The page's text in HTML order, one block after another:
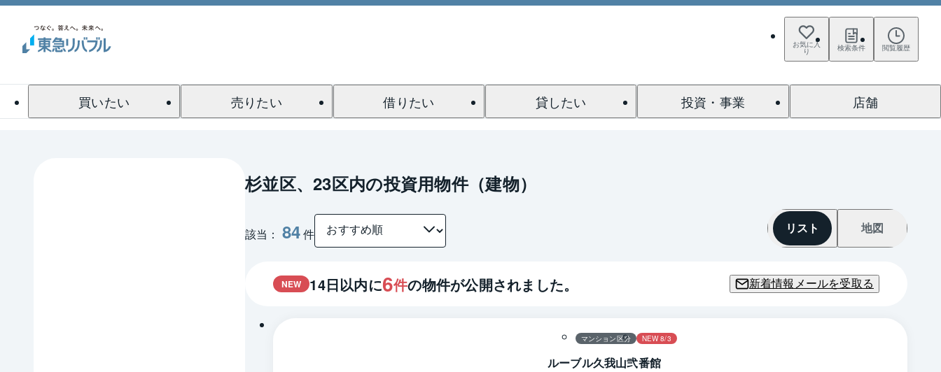
お気に入
り 検索条件 閲覧履歴
買いたい 売りたい 借りたい 貸したい 投資・事業 店舗
杉並区、23区内の投資用物件（建物）
該当： 84件 リスト 地図
NEW 14日以内に6件の物件が公開されました。 新着情報メールを受取る
マンション区分 NEW 8/3
ルーブル久我山弐番館